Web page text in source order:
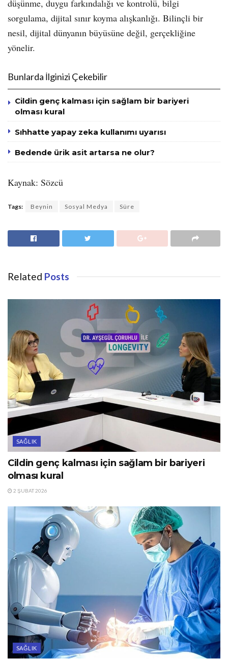
düşünme, duygu farkındalığı ve kontrolü, bilgi
sorgulama, dijital sınır koyma alışkanlığı. Bilinçli bir
nesil, dijital dünyanın büyüsüne değil, gerçekliğine
yönelir.
Bunlarda İlginizi Çekebilir
Cildin genç kalması için sağlam bir bariyeri
olması kural
Sıhhatte yapay zeka kullanımı uyarısı
Bedende ürik asit artarsa ne olur?
Kaynak: Sözcü
Tags: Beynin Sosyal Medya Süre
Related Posts
SAĞLIK
Cildin genç kalması için sağlam bir bariyeri
olması kural
2 ŞUBAT 2026
SAĞLIK